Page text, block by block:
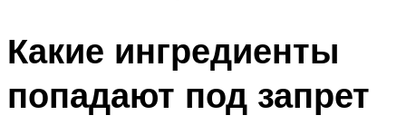
Какие ингредиенты
попадают под запрет